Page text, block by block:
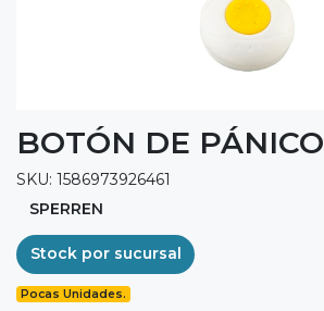
BOTÓN DE PÁNICO
SKU: 1586973926461
SPERREN
Stock por sucursal
Pocas Unidades.